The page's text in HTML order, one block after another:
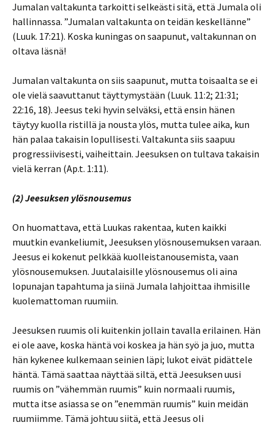
Jumalan valtakunta tarkoitti selkeästi sitä, että Jumala oli
hallinnassa. ”Jumalan valtakunta on teidän keskellänne”
(Luuk. 17:21). Koska kuningas on saapunut, valtakunnan on
oltava läsnä!
Jumalan valtakunta on siis saapunut, mutta toisaalta se ei
ole vielä saavuttanut täyttymystään (Luuk. 11:2; 21:31;
22:16, 18). Jeesus teki hyvin selväksi, että ensin hänen
täytyy kuolla ristillä ja nousta ylös, mutta tulee aika, kun
hän palaa takaisin lopullisesti. Valtakunta siis saapuu
progressiivisesti, vaiheittain. Jeesuksen on tultava takaisin
vielä kerran (Ap.t. 1:11).
(2) Jeesuksen ylösnousemus
On huomattava, että Luukas rakentaa, kuten kaikki
muutkin evankeliumit, Jeesuksen ylösnousemuksen varaan.
Jeesus ei kokenut pelkkää kuolleistanousemista, vaan
ylösnousemuksen. Juutalaisille ylösnousemus oli aina
lopunajan tapahtuma ja siinä Jumala lahjoittaa ihmisille
kuolemattoman ruumiin.
Jeesuksen ruumis oli kuitenkin jollain tavalla erilainen. Hän
ei ole aave, koska häntä voi koskea ja hän syö ja juo, mutta
hän kykenee kulkemaan seinien läpi; lukot eivät pidättele
häntä. Tämä saattaa näyttää siltä, että Jeesuksen uusi
ruumis on ”vähemmän ruumis” kuin normaali ruumis,
mutta itse asiassa se on ”enemmän ruumis” kuin meidän
ruumiimme. Tämä johtuu siitä, että Jeesus oli